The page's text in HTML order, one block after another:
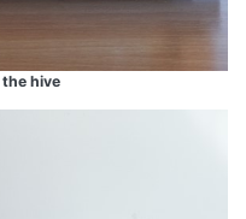
hive